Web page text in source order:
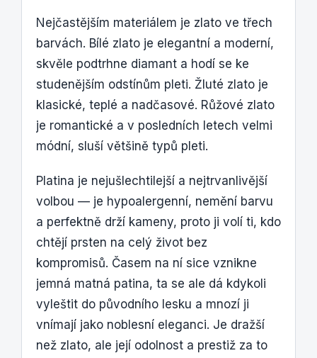
Nejčastějším materiálem je zlato ve třech
barvách. Bílé zlato je elegantní a moderní,
skvěle podtrhne diamant a hodí se ke
studenějším odstínům pleti. Žluté zlato je
klasické, teplé a nadčasové. Růžové zlato
je romantické a v posledních letech velmi
módní, sluší většině typů pleti.
Platina je nejušlechtilejší a nejtrvanlivější
volbou — je hypoalergenní, nemění barvu
a perfektně drží kameny, proto ji volí ti, kdo
chtějí prsten na celý život bez
kompromisů. Časem na ní sice vznikne
jemná matná patina, ta se ale dá kdykoli
vyleštit do původního lesku a mnozí ji
vnímají jako noblesní eleganci. Je dražší
než zlato, ale její odolnost a prestiž za to